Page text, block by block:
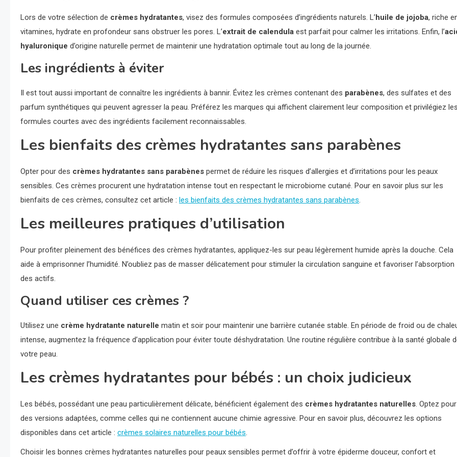
Lors de votre sélection de crèmes hydratantes, visez des formules composées d’ingrédients naturels. L’huile de jojoba, riche
vitamines, hydrate en profondeur sans obstruer les pores. L’extrait de calendula est parfait pour calmer les irritations. Enfin, l’
hyaluronique d’origine naturelle permet de maintenir une hydratation optimale tout au long de la journée.
Les ingrédients à éviter
Il est tout aussi important de connaître les ingrédients à bannir. Évitez les crèmes contenant des parabènes, des sulfates et des
parfum synthétiques qui peuvent agresser la peau. Préférez les marques qui affichent clairement leur composition et privilégiez les
formules courtes avec des ingrédients facilement reconnaissables.
Les bienfaits des crèmes hydratantes sans parabènes
Opter pour des crèmes hydratantes sans parabènes permet de réduire les risques d’allergies et d’irritations pour les peaux
sensibles. Ces crèmes procurent une hydratation intense tout en respectant le microbiome cutané. Pour en savoir plus sur les
bienfaits de ces crèmes, consultez cet article : les bienfaits des crèmes hydratantes sans parabènes.
Les meilleures pratiques d’utilisation
Pour profiter pleinement des bénéfices des crèmes hydratantes, appliquez-les sur peau légèrement humide après la douche. Cela
aide à emprisonner l’humidité. N’oubliez pas de masser délicatement pour stimuler la circulation sanguine et favoriser l’absorption
des actifs.
Quand utiliser ces crèmes ?
Utilisez une crème hydratante naturelle matin et soir pour maintenir une barrière cutanée stable. En période de froid ou de
intense, augmentez la fréquence d’application pour éviter toute déshydratation. Une routine régulière contribue à la santé globale
votre peau.
Les crèmes hydratantes pour bébés : un choix judicieux
Les bébés, possédant une peau particulièrement délicate, bénéficient également des crèmes hydratantes naturelles. Optez pour
des versions adaptées, comme celles qui ne contiennent aucune chimie agressive. Pour en savoir plus, découvrez les options
disponibles dans cet article : crèmes solaires naturelles pour bébés.
Choisir les bonnes crèmes hydratantes naturelles pour peaux sensibles permet d’offrir à votre épiderme douceur, confort et